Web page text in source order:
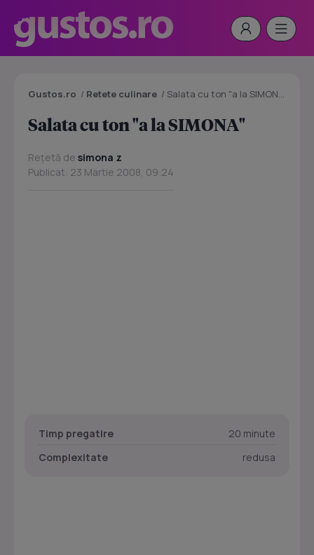
Gustos.ro / Retete culinare / Salata cu ton "a la SIMONA"
Salata cu ton "a la SIMONA"
Rețetă de simona z
Publicat: 23 Martie 2008, 09:24
Timp pregatire
20 minute
Complexitate
redusa